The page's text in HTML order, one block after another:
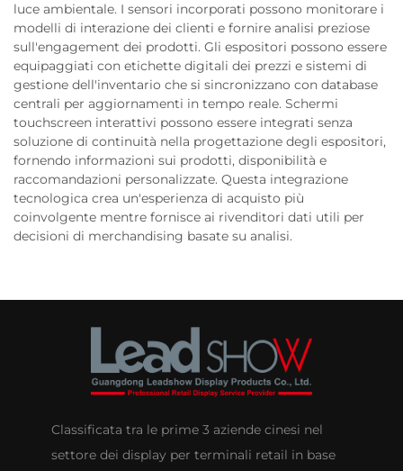
luce ambientale. I sensori incorporati possono monitorare i
modelli di interazione dei clienti e fornire analisi preziose
sull'engagement dei prodotti. Gli espositori possono essere
equipaggiati con etichette digitali dei prezzi e sistemi di
gestione dell'inventario che si sincronizzano con database
centrali per aggiornamenti in tempo reale. Schermi
touchscreen interattivi possono essere integrati senza
soluzione di continuità nella progettazione degli espositori,
fornendo informazioni sui prodotti, disponibilità e
raccomandazioni personalizzate. Questa integrazione
tecnologica crea un'esperienza di acquisto più
coinvolgente mentre fornisce ai rivenditori dati utili per
decisioni di merchandising basate su analisi.
Classificata tra le prime 3 aziende cinesi nel
settore dei display per terminali retail in base